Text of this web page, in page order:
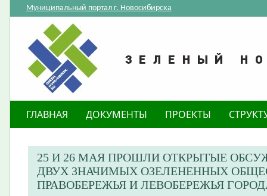
Муниципальный портал г. Новосибирска
ГЛАВНАЯ ДОКУМЕНТЫ ПРОЕКТЫ
25 И 26 МАЯ ПРОШЛИ ОТКРЫТЫЕ
ДВУХ ЗНАЧИМЫХ ОЗЕЛЕНЕННЫХ
ПРАВОБЕРЕЖЬЯ И ЛЕВОБЕРЕЖЬЯ